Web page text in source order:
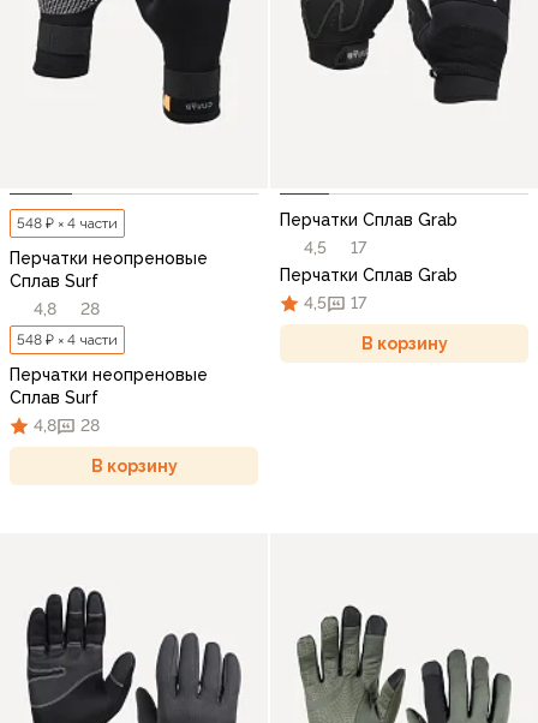
548 ₽ × 4 части
Перчатки неопреновые
Сплав Surf
4,8
28
548 ₽ × 4 части
Перчатки неопреновые
Сплав Surf
4,8
28
В корзину
Перчатки Сплав Grab
4,5
17
Перчатки Сплав Grab
4,5
17
В корзину